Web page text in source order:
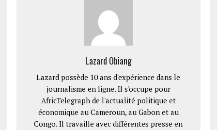
Lazard Obiang
Lazard possède 10 ans d'expérience dans le
journalisme en ligne. Il s'occupe pour
AfricTelegraph de l'actualité politique et
économique au Cameroun, au Gabon et au
Congo. Il travaille avec différentes presse en